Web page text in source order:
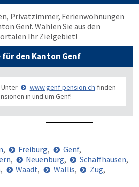
Privatzimmer, Ferienwohnungen
Genf. Wählen Sie aus den
Ihr Zielgebiet!
den Kanton Genf
Unter www.genf-pension.ch finden
in und um Genf!
, Freiburg, Genf,
, Neuenburg, Schaffhausen,
, Waadt, Wallis, Zug,